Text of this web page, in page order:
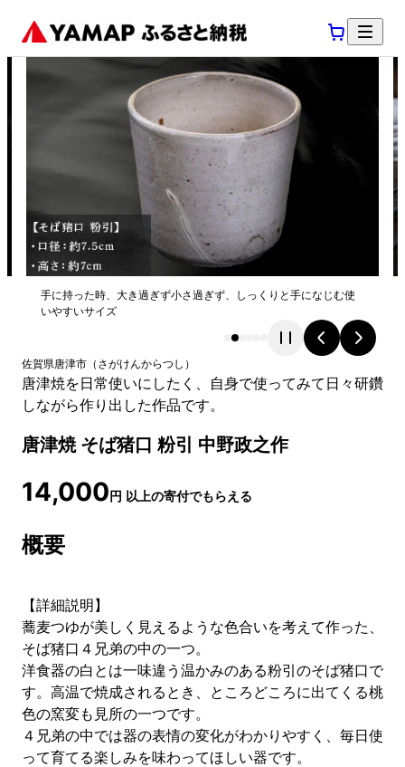
手に持った時、大き過ぎず小さ過ぎず、しっくりと手になじむ使
いやすいサイズ
佐賀県唐津市 （ さがけんからつし ）
唐津焼を日常使いにしたく、自身で使ってみて日々研鑽
しながら作り出した作品です。
唐津焼 そば猪口 粉引 中野政之作
14,000円 以上の寄付でもらえる
概要
【詳細説明】
蕎麦つゆが美しく見えるような色合いを考えて作った、
そば猪口４兄弟の中の一つ。
洋食器の白とは一味違う温かみのある粉引のそば猪口で
す。高温で焼成されるとき、ところどころに出てくる桃
色の窯変も見所の一つです。
４兄弟の中では器の表情の変化がわかりやすく、毎日使
って育てる楽しみを味わってほしい器です。